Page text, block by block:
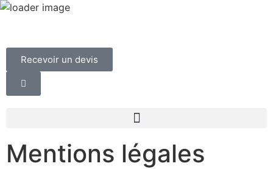
Recevoir un devis
Mentions légales